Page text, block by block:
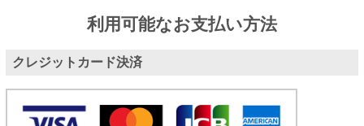
利用可能なお支払い方法
クレジットカード決済